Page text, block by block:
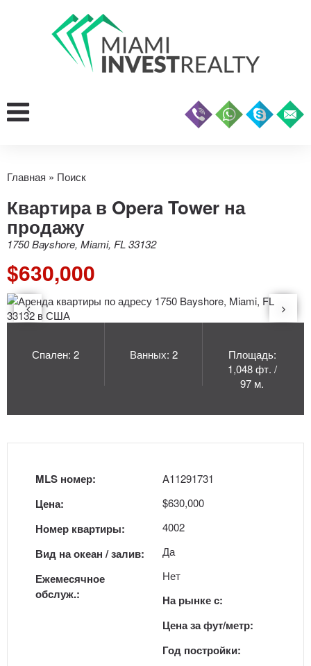
Главная » Поиск
Квартира в Opera Tower на
продажу
1750 Bayshore, Miami, FL 33132
$630,000
Спален: 2 Ванных: 2
Площадь:
1,048 фт. /
97 м.
MLS номер:
Цена:
Номер квартиры:
Вид на океан / залив:
Ежемесячное
обслуж.:
A11291731
$630,000
4002
Да
Нет
На рынке с:
Цена за фут/метр:
Год постройки: